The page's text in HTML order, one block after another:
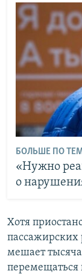
БОЛЬШЕ ПО
«Нужно
о
Хотя
пассажирских
мешает
перемещаться